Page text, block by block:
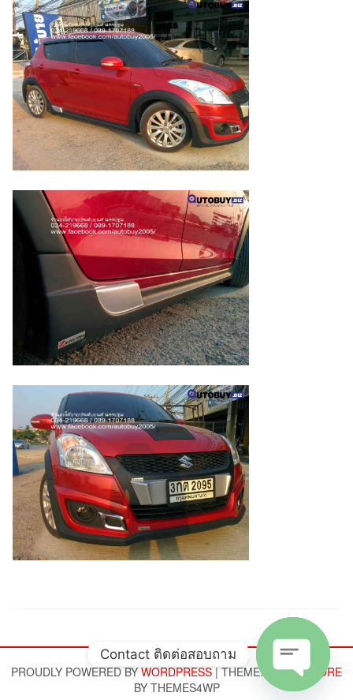
PROUDLY POWERED BYWORDPRESS | THEME:
ALPHA STORE
BY THEMES4WP
Contact ติดต่อสอบถาม